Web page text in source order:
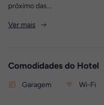
próximo das...
Ver mais
Comodidades do Hotel
Garagem Wi-Fi